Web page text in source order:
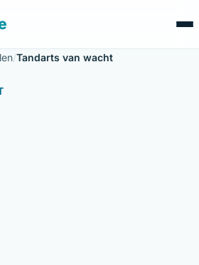
/Tandarts van wacht